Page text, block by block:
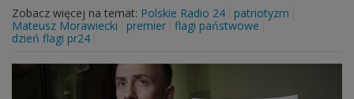
Zobacz więcej na temat: Polskie Radio 24
patriotyzm
Mateusz Morawiecki
premier flagi państwowe
dzień flagi pr24